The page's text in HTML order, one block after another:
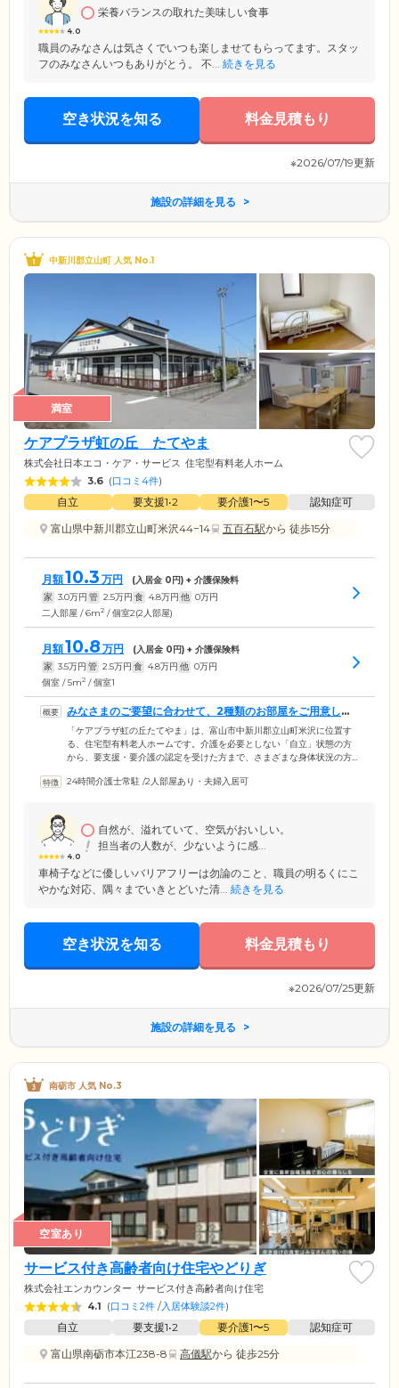
4.0
栄養バランスの取れた美味しい食事
職員のみなさんは気さくでいつも楽しませてもらってます。スタッ
フのみなさんいつもありがとう。 不... 続きを見る
空き状況を知る 料金見積もり
※2026/07/19更新
施設の詳細を見る
中新川郡立山町 人気 No.1
満室
ケアプラザ虹の丘 たてやま
株式会社日本エコ・ケア・サービス 住宅型有料老人ホーム
3.6 (口コミ4件)
自立 要支援1•2 要介護1〜5
認知症可
富山県中新川郡立山町米沢44−14
五百石駅から 徒歩15分
月額10.3 万円 (入居金 0円) + 介護保険料
家 3.0万円 管 2.5万円 食 4.8万円 他 0万円
二人部屋 / 6m2 / 個室2(2人部屋)
月額10.8 万円 (入居金 0円) + 介護保険料
家 3.5万円 管 2.5万円 食 4.8万円 他 0万円
個室 / 5m2 / 個室1
みなさまのご要望に合わせて、2種類のお部屋をご用意して
います
「ケアプラザ虹の丘たてやま」は、富山市中新川郡立山町米沢に位置す
る、住宅型有料老人ホームです。介護を必要としない「自立」状態の方
から、要支援・要介護の認定を受けた方まで、さまざまな身体状況の方
みなさまがお住まいになる居室は、2人部屋と個室の2タイプご用意して
図っていただけます。個室では、プライバシーに配慮された空間でお過
ごしいただけます。
24時間介護士常駐 /2人部屋あり・夫婦入居可
4.0
自然が、溢れていて、空気がおいしい。
担当者の人数が、少ないように感...
車椅子などに優しいバリアフリーは勿論のこと、職員の明るくにこ
やかな対応、隅々までいきとどいた清... 続きを見る
空き状況を知る 料金見積もり
※2026/07/25更新
施設の詳細を見る
南砺市 人気 No.3
空室あり
サービス付き高齢者向け住宅やどりぎ
株式会社エンカウンター サービス付き高齢者向け住宅
4.1 (口コミ2件 /入居体験談2件)
自立 要支援1•2 要介護1〜5
認知症可
富山県南砺市本江238-8
高儀駅から 徒歩25分